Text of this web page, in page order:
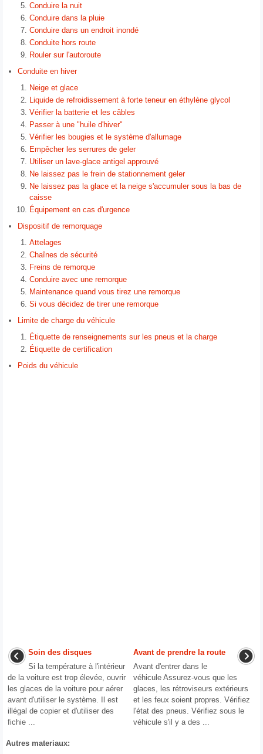
Conduire la nuit
Conduire dans la pluie
Conduire dans un endroit inondé
Conduite hors route
Rouler sur l'autoroute
Conduite en hiver
Neige et glace
Liquide de refroidissement à forte teneur en éthylène glycol
Vérifier la batterie et les câbles
Passer à une "huile d'hiver"
Vérifier les bougies et le système d'allumage
Empêcher les serrures de geler
Utiliser un lave-glace antigel approuvé
Ne laissez pas le frein de stationnement geler
Ne laissez pas la glace et la neige s'accumuler sous la bas de
caisse
Équipement en cas d'urgence
Dispositif de remorquage
Attelages
Chaînes de sécurité
Freins de remorque
Conduire avec une remorque
Maintenance quand vous tirez une remorque
Si vous décidez de tirer une remorque
Limite de charge du véhicule
Étiquette de renseignements sur les pneus et la charge
Étiquette de certification
Poids du véhicule
Soin des disques
Si la température à l'intérieur
de la voiture est trop élevée, ouvrir
les glaces de la voiture pour aérer
avant d'utiliser le système. Il est
illégal de copier et d'utiliser des
fichie ...
Avant de prendre la route
Avant d'entrer dans le
véhicule Assurez-vous que les
glaces, les rétroviseurs extérieurs
et les feux soient propres. Vérifiez
l'état des pneus. Vérifiez sous le
véhicule s'il y a des ...
Autres materiaux: